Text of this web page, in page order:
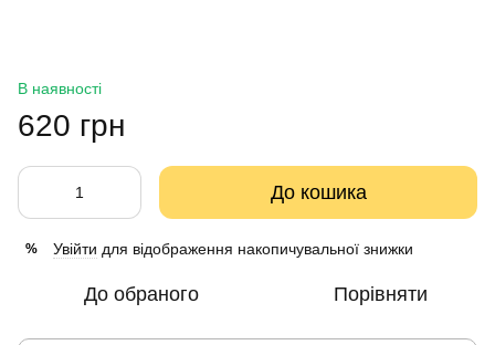
В наявності
620 грн
До кошика
% Увійти для відображення накопичувальної знижки
До обраного Порівняти